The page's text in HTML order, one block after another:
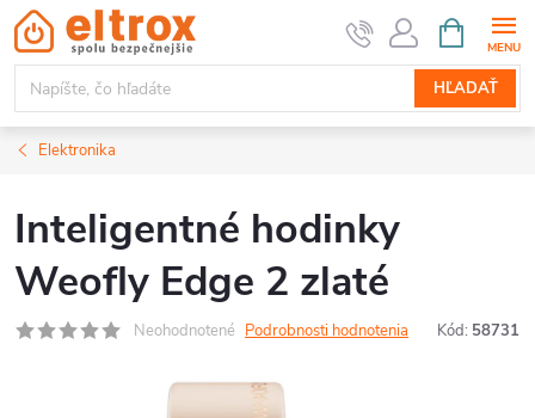
Prejsť
na
obsah
HĽADAŤ
KOŠÍK
Elektronika
Inteligentné hodinky
Weofly Edge 2 zlaté
Neohodnotené Podrobnosti hodnotenia Kód: 58731